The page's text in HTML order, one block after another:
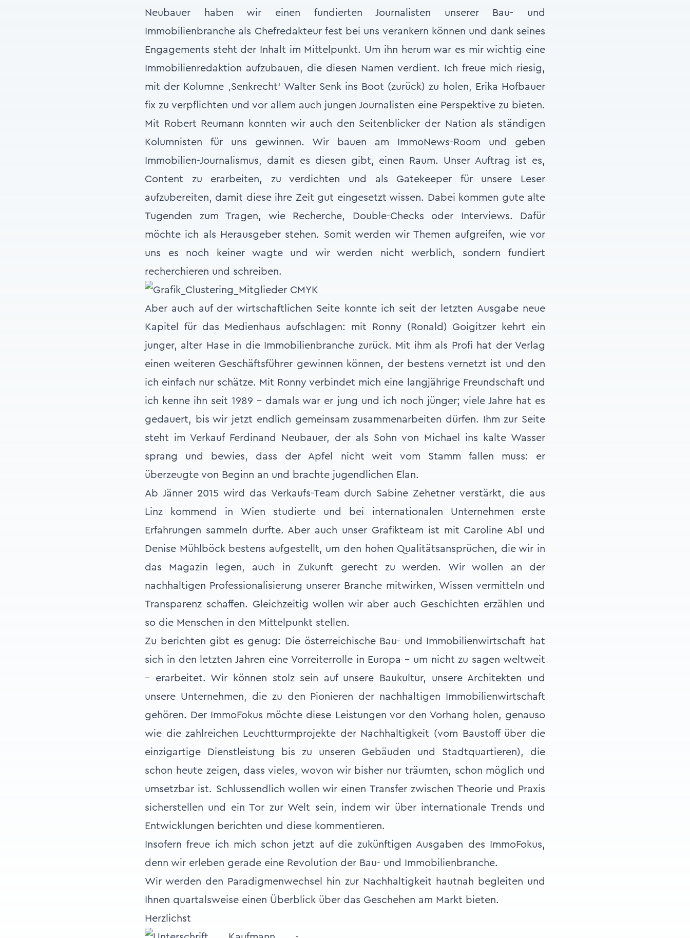
Neubauer haben wir einen fundierten Journalisten unserer Bau- und
Immobilienbranche als Chefredakteur fest bei uns verankern können und dank seines
Engagements steht der Inhalt im Mittelpunkt. Um ihn herum war es mir wichtig eine
Immobilienredaktion aufzubauen, die diesen Namen verdient. Ich freue mich riesig,
mit der Kolumne ‚Senkrecht‘ Walter Senk ins Boot (zurück) zu holen, Erika Hofbauer
fix zu verpflichten und vor allem auch jungen Journalisten eine Perspektive zu bieten.
Mit Robert Reumann konnten wir auch den Seitenblicker der Nation als ständigen
Kolumnisten für uns gewinnen. Wir bauen am ImmoNews-Room und geben
Immobilien-Journalismus, damit es diesen gibt, einen Raum. Unser Auftrag ist es,
Content zu erarbeiten, zu verdichten und als Gatekeeper für unsere Leser
aufzubereiten, damit diese ihre Zeit gut eingesetzt wissen. Dabei kommen gute alte
Tugenden zum Tragen, wie Recherche, Double-Checks oder Interviews. Dafür
möchte ich als Herausgeber stehen. Somit werden wir Themen aufgreifen, wie vor
uns es noch keiner wagte und wir werden nicht werblich, sondern fundiert
recherchieren und schreiben.
Aber auch auf der wirtschaftlichen Seite konnte ich seit der letzten Ausgabe neue
Kapitel für das Medienhaus aufschlagen: mit Ronny (Ronald) Goigitzer kehrt ein
junger, alter Hase in die Immobilienbranche zurück. Mit ihm als Profi hat der Verlag
einen weiteren Geschäftsführer gewinnen können, der bestens vernetzt ist und den
ich einfach nur schätze. Mit Ronny verbindet mich eine langjährige Freundschaft und
ich kenne ihn seit 1989 – damals war er jung und ich noch jünger; viele Jahre hat es
gedauert, bis wir jetzt endlich gemeinsam zusammenarbeiten dürfen. Ihm zur Seite
steht im Verkauf Ferdinand Neubauer, der als Sohn von Michael ins kalte Wasser
sprang und bewies, dass der Apfel nicht weit vom Stamm fallen muss: er
überzeugte von Beginn an und brachte jugendlichen Elan.
Ab Jänner 2015 wird das Verkaufs-Team durch Sabine Zehetner verstärkt, die aus
Linz kommend in Wien studierte und bei internationalen Unternehmen erste
Erfahrungen sammeln durfte. Aber auch unser Grafikteam ist mit Caroline Abl und
Denise Mühlböck bestens aufgestellt, um den hohen Qualitätsansprüchen, die wir in
das Magazin legen, auch in Zukunft gerecht zu werden. Wir wollen an der
nachhaltigen Professionalisierung unserer Branche mitwirken, Wissen vermitteln und
Transparenz schaffen. Gleichzeitig wollen wir aber auch Geschichten erzählen und
so die Menschen in den Mittelpunkt stellen.
Zu berichten gibt es genug: Die österreichische Bau- und Immobilienwirtschaft hat
sich in den letzten Jahren eine Vorreiterrolle in Europa – um nicht zu sagen weltweit
– erarbeitet. Wir können stolz sein auf unsere Baukultur, unsere Architekten und
unsere Unternehmen, die zu den Pionieren der nachhaltigen Immobilienwirtschaft
gehören. Der ImmoFokus möchte diese Leistungen vor den Vorhang holen, genauso
wie die zahlreichen Leuchtturmprojekte der Nachhaltigkeit (vom Baustoff über die
einzigartige Dienstleistung bis zu unseren Gebäuden und Stadtquartieren), die
schon heute zeigen, dass vieles, wovon wir bisher nur träumten, schon möglich und
umsetzbar ist. Schlussendlich wollen wir einen Transfer zwischen Theorie und Praxis
sicherstellen und ein Tor zur Welt sein, indem wir über internationale Trends und
Entwicklungen berichten und diese kommentieren.
Insofern freue ich mich schon jetzt auf die zukünftigen Ausgaben des ImmoFokus,
denn wir erleben gerade eine Revolution der Bau- und Immobilienbranche.
Wir werden den Paradigmenwechsel hin zur Nachhaltigkeit hautnah begleiten und
Ihnen quartalsweise einen Überblick über das Geschehen am Markt bieten.
Herzlichst